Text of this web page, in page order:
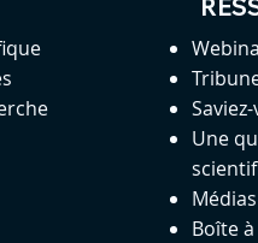
Une
Médias
Boîte